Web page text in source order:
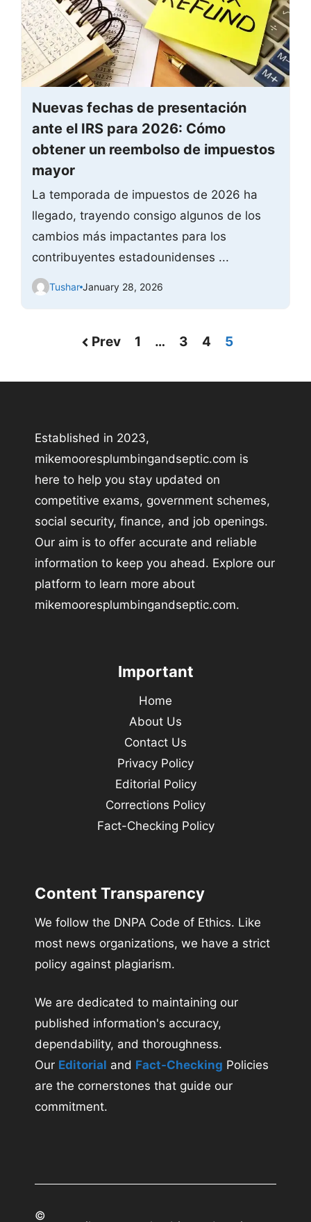
Nuevas fechas de presentación
ante el IRS para 2026: Cómo
obtener un reembolso de impuestos
mayor
La temporada de impuestos de 2026 ha
llegado, trayendo consigo algunos de los
cambios más impactantes para los
contribuyentes estadounidenses ...
Tushar January 28, 2026
Prev 1 … 3 4 5
Established in 2023,
mikemooresplumbingandseptic.com is
here to help you stay updated on
competitive exams, government schemes,
social security, finance, and job openings.
Our aim is to offer accurate and reliable
information to keep you ahead. Explore our
platform to learn more about
mikemooresplumbingandseptic.com.
Important
Home
About Us
Contact Us
Privacy Policy
Editorial Policy
Corrections Policy
Fact-Checking Policy
Content Transparency
We follow the DNPA Code of Ethics. Like
most news organizations, we have a strict
policy against plagiarism.
We are dedicated to maintaining our
published information's accuracy,
dependability, and thoroughness.
Our Editorial and Fact-Checking Policies
are the cornerstones that guide our
commitment.
©